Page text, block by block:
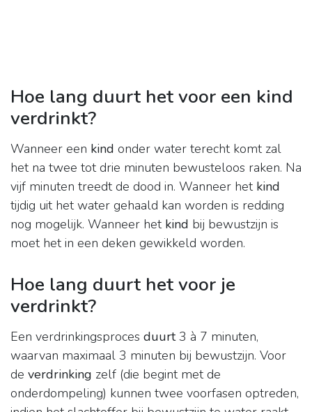
Hoe lang duurt het voor een kind
verdrinkt?
Wanneer een kind onder water terecht komt zal
het na twee tot drie minuten bewusteloos raken. Na
vijf minuten treedt de dood in. Wanneer het kind
tijdig uit het water gehaald kan worden is redding
nog mogelijk. Wanneer het kind bij bewustzijn is
moet het in een deken gewikkeld worden.
Hoe lang duurt het voor je
verdrinkt?
Een verdrinkingsproces duurt3 à 7 minuten,
waarvan maximaal 3 minuten bij bewustzijn. Voor
de verdrinking zelf (die begint met de
onderdompeling) kunnen twee voorfasen optreden,